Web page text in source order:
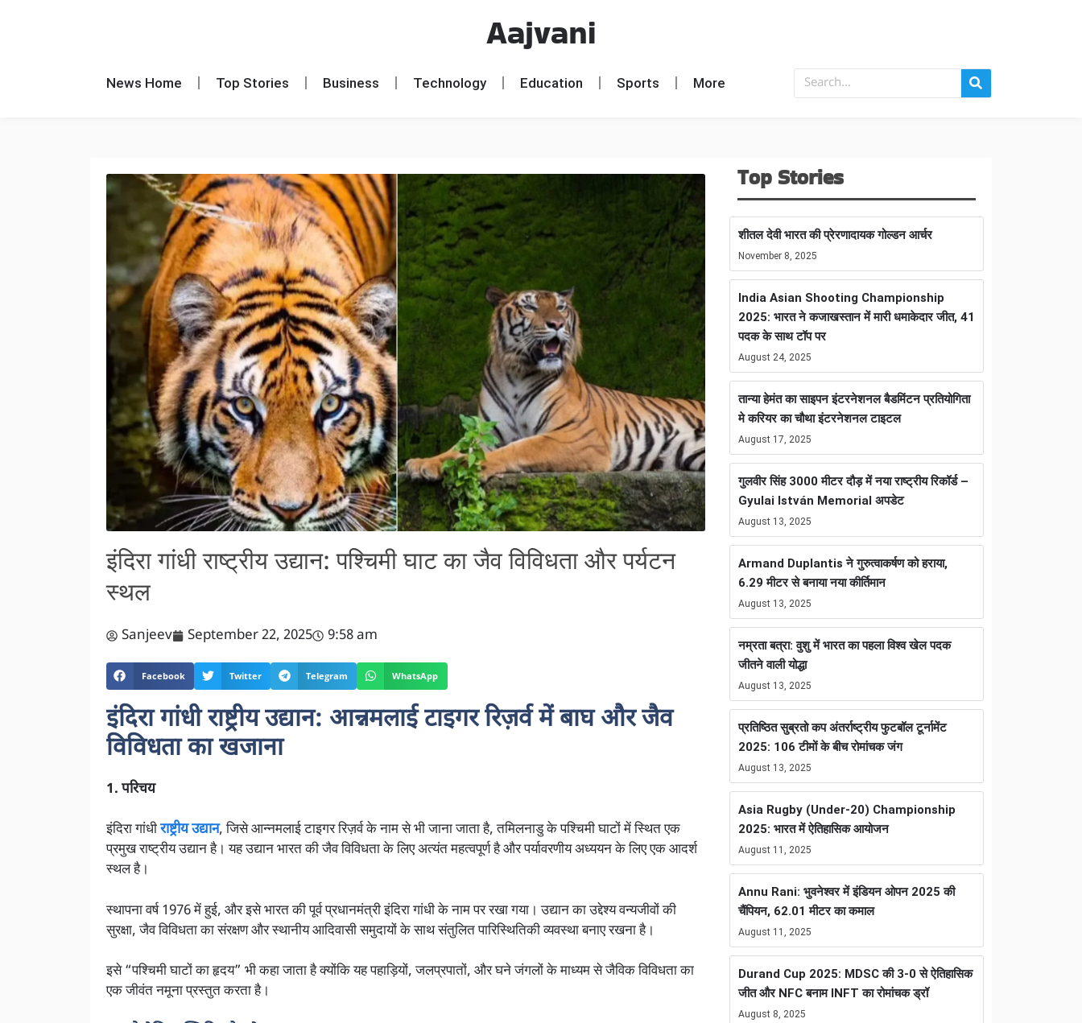
Aajvani
News Home Top Stories Business Technology Education Sports More
इंदिरा गांधी राष्ट्रीय उद्यान: पश्चिमी घाट का जैव विविधता और पर्यटन
स्थल
Sanjeev September 22, 2025 9:58 am
Facebook Twitter Telegram WhatsApp
इंदिरा गांधी राष्ट्रीय उद्यान: आन्नमलाई टाइगर रिज़र्व में बाघ और जैव
विविधता का खजाना
1. परिचय
इंदिरा गांधीराष्ट्रीय उद्यान, जिसे आन्नमलाई टाइगर रिज़र्व के नाम से भी जाना जाता है, तमिलनाडु के पश्चिमी घाटों में स्थित एक
प्रमुख राष्ट्रीय उद्यान है। यह उद्यान भारत की जैव विविधता के लिए अत्यंत महत्वपूर्ण है और पर्यावरणीय अध्ययन के लिए एक आदर्श
स्थल है।
स्थापना वर्ष 1976 में हुई, और इसे भारत की पूर्व प्रधानमंत्री इंदिरा गांधी के नाम पर रखा गया। उद्यान का उद्देश्य वन्यजीवों की
सुरक्षा, जैव विविधता का संरक्षण और स्थानीय आदिवासी समुदायों के साथ संतुलित पारिस्थितिकी व्यवस्था बनाए रखना है।
इसे “पश्चिमी घाटों का हृदय” भी कहा जाता है क्योंकि यह पहाड़ियों, जलप्रपातों, और घने जंगलों के माध्यम से जैविक विविधता का
एक जीवंत नमूना प्रस्तुत करता है।
Top Stories
शीतल देवी भारत की प्रेरणादायक गोल्डन आर्चर
November 8, 2025
India Asian Shooting Championship
2025: भारत ने कजाखस्तान में मारी धमाकेदार जीत, 41
पदक के साथ टॉप पर
August 24, 2025
तान्या हेमंत का साइपन इंटरनेशनल बैडमिंटन प्रतियोगिता
मे करियर का चौथा इंटरनेशनल टाइटल
August 17, 2025
गुलवीर सिंह 3000 मीटर दौड़ में नया राष्ट्रीय रिकॉर्ड –
Gyulai István Memorial अपडेट
August 13, 2025
Armand Duplantis ने गुरुत्वाकर्षण को हराया,
6.29 मीटर से बनाया नया कीर्तिमान
August 13, 2025
नम्रता बत्रा: वुशु में भारत का पहला विश्व खेल पदक
जीतने वाली योद्धा
August 13, 2025
प्रतिष्ठित सुब्रतो कप अंतर्राष्ट्रीय फुटबॉल टूर्नामेंट
2025: 106 टीमों के बीच रोमांचक जंग
August 13, 2025
Asia Rugby (Under-20) Championship
2025: भारत में ऐतिहासिक आयोजन
August 11, 2025
Annu Rani: भुवनेश्वर में इंडियन ओपन 2025 की
चैंपियन, 62.01 मीटर का कमाल
August 11, 2025
Durand Cup 2025: MDSC की 3-0 से ऐतिहासिक
जीत और NFC बनाम INFT का रोमांचक ड्रॉ
August 8, 2025